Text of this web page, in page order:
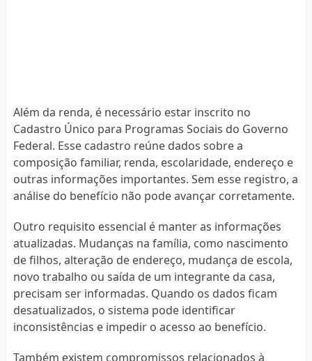
Além da renda, é necessário estar inscrito no
Cadastro Único para Programas Sociais do Governo
Federal. Esse cadastro reúne dados sobre a
composição familiar, renda, escolaridade, endereço e
outras informações importantes. Sem esse registro, a
análise do benefício não pode avançar corretamente.
Outro requisito essencial é manter as informações
atualizadas. Mudanças na família, como nascimento
de filhos, alteração de endereço, mudança de escola,
novo trabalho ou saída de um integrante da casa,
precisam ser informadas. Quando os dados ficam
desatualizados, o sistema pode identificar
inconsistências e impedir o acesso ao benefício.
Também existem compromissos relacionados à